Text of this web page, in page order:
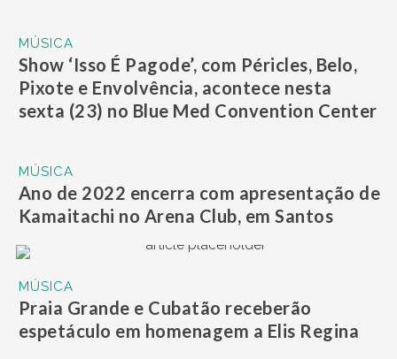
MÚSICA
Show ‘Isso É Pagode’, com Péricles, Belo,
Pixote e Envolvência, acontece nesta
sexta (23) no Blue Med Convention Center
MÚSICA
Ano de 2022 encerra com apresentação de
Kamaitachi no Arena Club, em Santos
MÚSICA
Praia Grande e Cubatão receberão
espetáculo em homenagem a Elis Regina